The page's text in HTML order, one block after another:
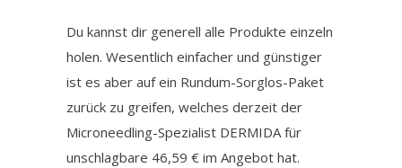
Du kannst dir generell alle Produkte einzeln
holen. Wesentlich einfacher und günstiger
ist es aber auf ein Rundum-Sorglos-Paket
zurück zu greifen, welches derzeit der
Microneedling-Spezialist DERMIDA für
unschlagbare 46,59 € im Angebot hat.